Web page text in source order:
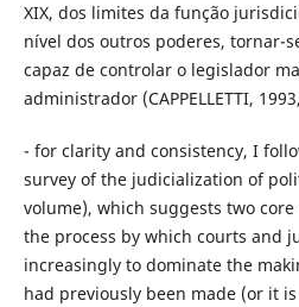
XIX, dos limites da função
nível dos outros poderes, tornar-
capaz de controlar o legislador
administrador (CAPPELLETTI,
- for clarity and consistency, I
survey of the judicialization of
volume), which suggests two
the process by which courts and
increasingly to dominate the
had previously been made (or it